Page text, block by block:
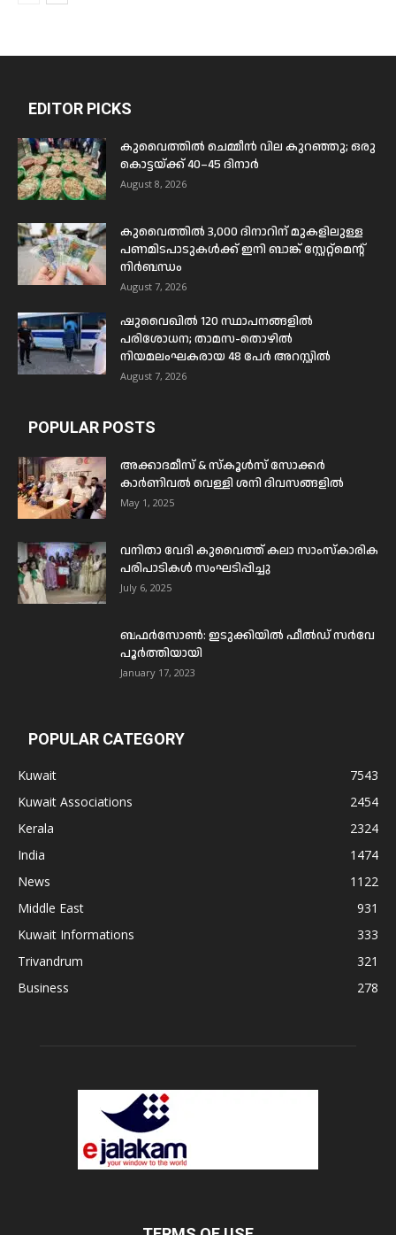
EDITOR PICKS
കുവൈത്തിൽ ചെമ്മീൻ വില കുറഞ്ഞു; ഒരു
കൊട്ടയ്ക്ക് 40–45 ദിനാർ
August 8, 2026
കുവൈത്തിൽ 3,000 ദിനാറിന് മുകളിലുള്ള
പണമിടപാടുകൾക്ക് ഇനി ബാങ്ക് സ്റ്റേറ്റ്മെന്റ്
നിർബന്ധം
August 7, 2026
ഷുവൈഖിൽ 120 സ്ഥാപനങ്ങളിൽ
പരിശോധന; താമസ-തൊഴിൽ
നിയമലംഘകരായ 48 പേർ അറസ്റ്റിൽ
August 7, 2026
POPULAR POSTS
അക്കാദമീസ് & സ്കൂൾസ് സോക്കർ
കാർണിവൽ വെള്ളി ശനി ദിവസങ്ങളിൽ
May 1, 2025
വനിതാ വേദി കുവൈത്ത് കലാ സാംസ്കാരിക
പരിപാടികൾ സംഘടിപ്പിച്ചു
July 6, 2025
ബഫര്‍സോണ്‍: ഇടുക്കിയില്‍ ഫീല്‍ഡ് സര്‍വേ
പൂര്‍ത്തിയായി
January 17, 2023
POPULAR CATEGORY
Kuwait
7543
Kuwait Associations
2454
Kerala
2324
India
1474
News
1122
Middle East
931
Kuwait Informations
333
Trivandrum
321
Business
278